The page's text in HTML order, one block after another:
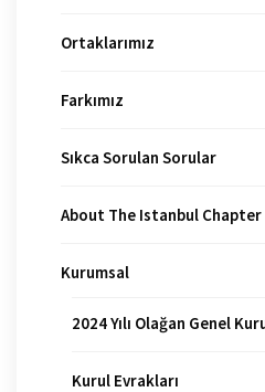
Ortaklarımız
Farkımız
Sıkca Sorulan Sorular
About The Istanbul Chapter
Kurumsal
2024 Yılı Olağan Genel
Kurul Evrakları